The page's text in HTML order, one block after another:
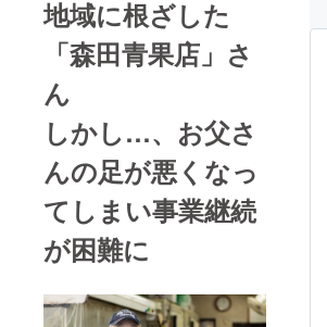
地域に根ざした
「森田青果店」さ
ん
しかし…、お父さ
んの足が悪くなっ
てしまい事業継続
が困難に